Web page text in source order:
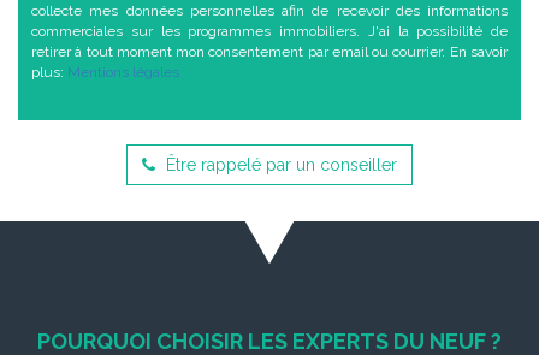
collecte mes données personnelles afin de recevoir des informations
commerciales sur les programmes immobiliers. J'ai la possibilité de
retirer à tout moment mon consentement par email ou courrier. En savoir
plus: Mentions légales
Être rappelé par un conseiller
POURQUOI CHOISIR LES EXPERTS DU NEUF ?